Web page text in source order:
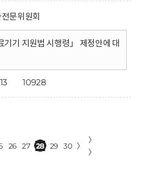
문위원회
기기 지원법 시행령」 제정안에 대
10928
26 27 28 29 30 〉
〉
〉